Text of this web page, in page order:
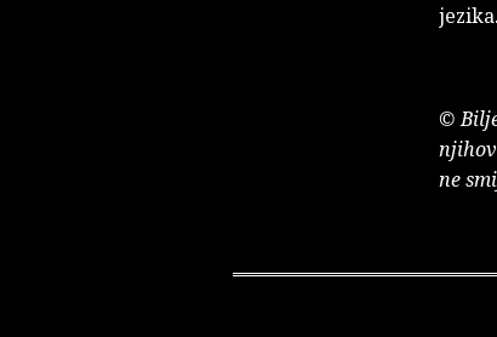
jezika.
©
ne